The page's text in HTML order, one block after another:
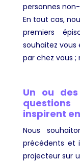
personnes
En tout cas,
premiers
souhaitez vous
par chez vous ;
Un ou
inspirent
Nous
précédents et
projecteur sur